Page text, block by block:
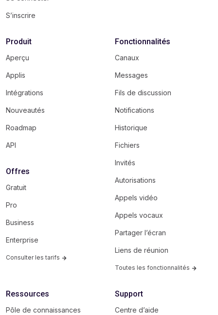
S’inscrire
Produit
Aperçu
Applis
Intégrations
Nouveautés
Roadmap
API
Offres
Gratuit
Pro
Business
Enterprise
Consulter les tarifs
Fonctionnalités
Canaux
Messages
Fils de discussion
Notifications
Historique
Fichiers
Invités
Autorisations
Appels vidéo
Appels vocaux
Partager l’écran
Liens de réunion
Toutes les fonctionnalités
Ressources
Pôle de connaissances
Support
Centre d’aide